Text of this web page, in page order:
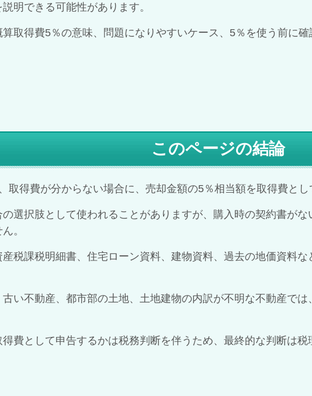
明できる可能性があります。
取得費5％の意味、問題になりやすいケース、5％を使う前に
このページの結論
取得費が分からない場合に、売却金額の5％相当額を取得費とし
選択肢として使われることがありますが、購入時の契約書が
。
税課税明細書、住宅ローン資料、建物資料、過去の地価資料
い不動産、都市部の土地、土地建物の内訳が不明な不動産で
費として申告するかは税務判断を伴うため、最終的な判断は税